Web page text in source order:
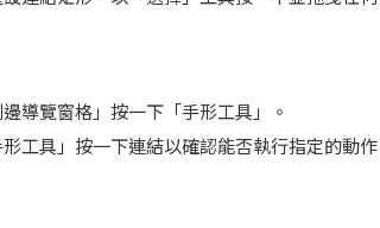
導覽窗格」按一下「手形工具」。
工具」按一下連結以確認能否執行指定的動作